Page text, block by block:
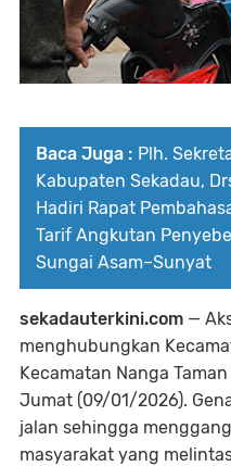
Baca Juga : Plh.
Kabupaten Sekadau,
Hadiri Rapat
Tarif Angkutan
Sungai Asam–Sunyat
sekadauterkini.com —
menghubungkan
Kecamatan Nanga
Jumat (09/01/2026).
jalan sehingga
masyarakat yang